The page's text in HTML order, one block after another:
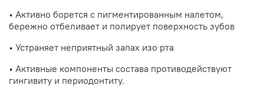
• Активно борется с пигментированным налетом,
бережно отбеливает и полирует поверхность зубов
• Устраняет неприятный запах изо рта
• Активные компоненты состава противодействуют
гингивиту и периодонтиту.